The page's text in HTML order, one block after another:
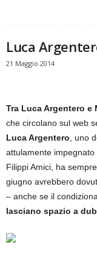
Luca
21 Maggio 2014
Tra Luca Argentero e
che circolano sul web
Luca Argentero , uno
attulamente
Filippi Amici, ha
giugno avrebbero
– anche se il
lasciano spazio a